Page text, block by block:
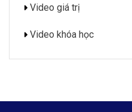
Video giá trị
Video khóa học